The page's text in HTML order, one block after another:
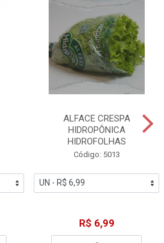
ALFACE CRESPA
HIDROPÔNICA
HIDROFOLHAS
Código: 5013
R$ 6,99